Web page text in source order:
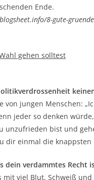
Ende.
8-gute-
gehen solltest
von jungen Menschen:
jeder so denken
unzufrieden bist und
dir einmal die
dein verdammtes Recht
mit viel Blut, Schweiß